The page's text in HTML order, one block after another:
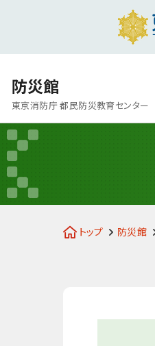
防災館
東京消防庁 都民防災教育センター
トップ 防災館